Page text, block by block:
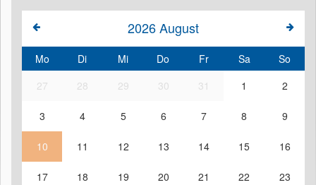
2026August
Mo Di Mi Do Fr Sa
So
27
28 29 30 31 1 2
3 4 5 6 7 8 9
10 11 12 13 14 15 16
17 18 19 20 21 22 23